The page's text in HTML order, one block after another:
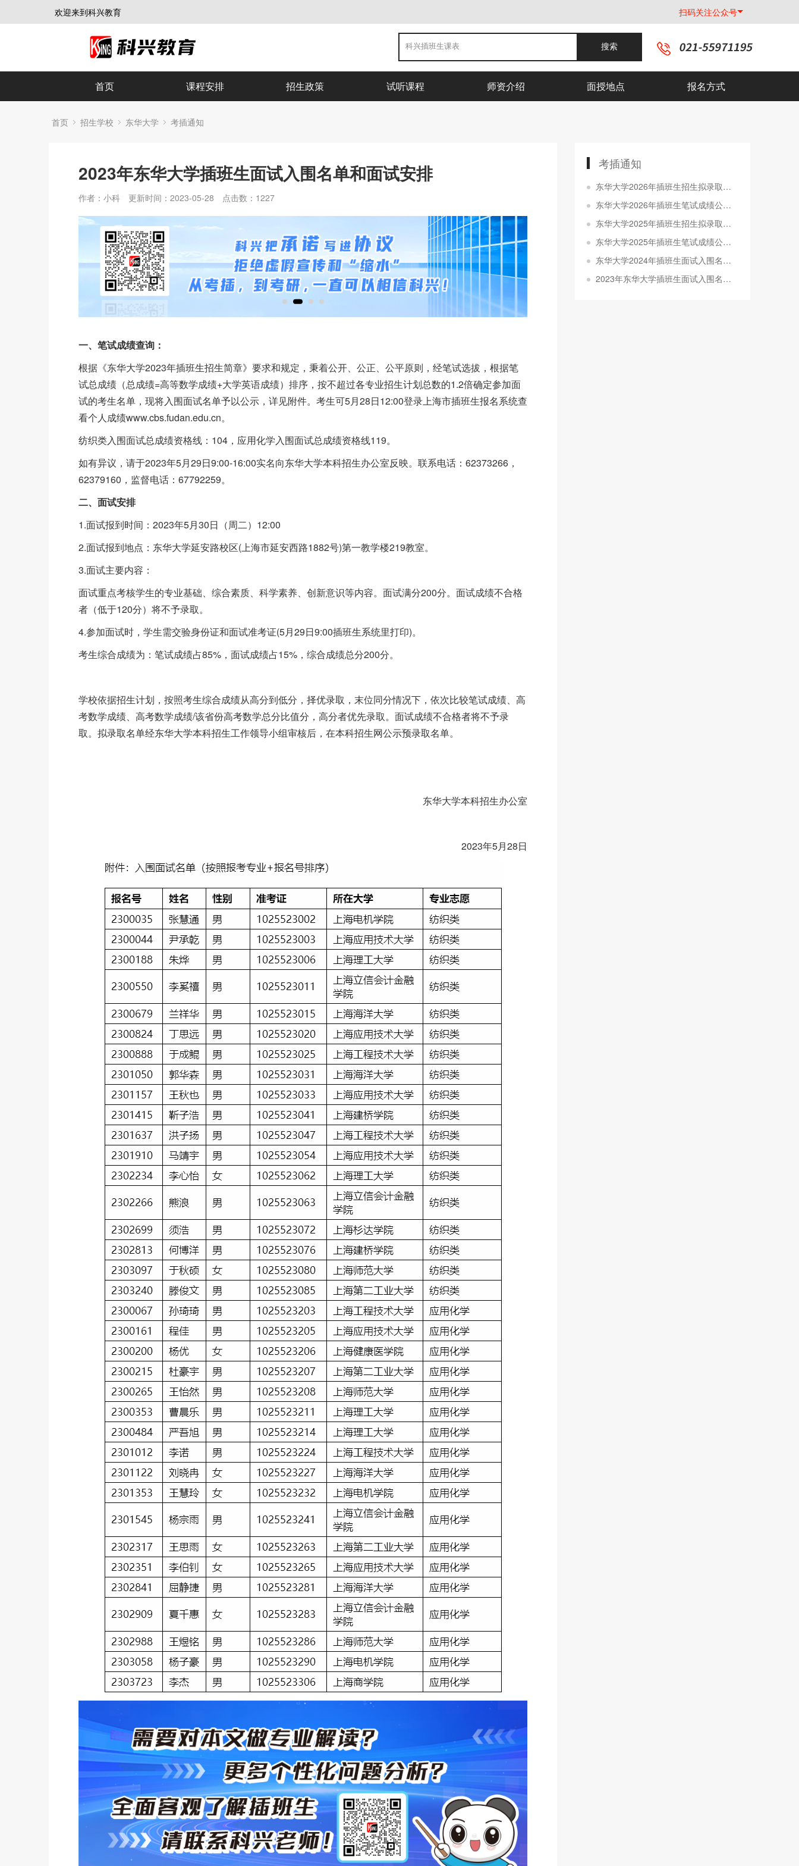
欢迎来到科兴教育 扫码关注公众号
搜索
首页 课程安排 招生政策 试听课程 师资介绍 面授地点 报名方式
首页 招生学校 东华大学 考插通知
2023年东华大学插班生面试入围名单和面试安排
作者：小科 更新时间：2023-05-28 点击数： 1227
一、笔试成绩查询：
根据《东华大学2023年插班生招生简章》要求和规定，秉着公开、公正、公平原则，经笔试选拔，根据笔
试总成绩（总成绩=高等数学成绩+大学英语成绩）排序，按不超过各专业招生计划总数的1.2倍确定参加面
试的考生名单，现将入围面试名单予以公示，详见附件。考生可5月28日12:00登录上海市插班生报名系统查
看个人成绩www.cbs.fudan.edu.cn。
纺织类入围面试总成绩资格线：104，应用化学入围面试总成绩资格线119。
如有异议，请于2023年5月29日9:00-16:00实名向东华大学本科招生办公室反映。联系电话：62373266，
62379160，监督电话：67792259。
二、面试安排
1.面试报到时间：2023年5月30日（周二）12:00
2.面试报到地点：东华大学延安路校区(上海市延安西路1882号)第一教学楼219教室。
3.面试主要内容：
面试重点考核学生的专业基础、综合素质、科学素养、创新意识等内容。面试满分200分。面试成绩不合格
者（低于120分）将不予录取。
4.参加面试时，学生需交验身份证和面试准考证(5月29日9:00插班生系统里打印)。
考生综合成绩为：笔试成绩占85%，面试成绩占15%，综合成绩总分200分。
学校依据招生计划，按照考生综合成绩从高分到低分，择优录取，末位同分情况下，依次比较笔试成绩、高
考数学成绩、高考数学成绩/该省份高考数学总分比值分，高分者优先录取。面试成绩不合格者将不予录
取。拟录取名单经东华大学本科招生工作领导小组审核后，在本科招生网公示预录取名单。
东华大学本科招生办公室
2023年5月28日
考插通知
东华大学2026年插班生招生拟录取名单公示
东华大学2026年插班生笔试成绩公布和面试安排
东华大学2025年插班生招生拟录取名单公示
东华大学2025年插班生笔试成绩公布和面试安排
东华大学2024年插班生面试入围名单和面试安排已发布
2023年东华大学插班生面试入围名单和面试安排